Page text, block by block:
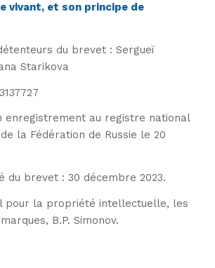
vivant, et son principe de
du brevet : Sergueï
Starikova
enregistrement au registre national
la Fédération de Russie le 20
du brevet : 30 décembre 2023.
pour la propriété intellectuelle, les
B.P. Simonov.